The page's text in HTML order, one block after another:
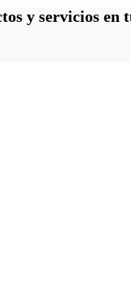
y servicios en